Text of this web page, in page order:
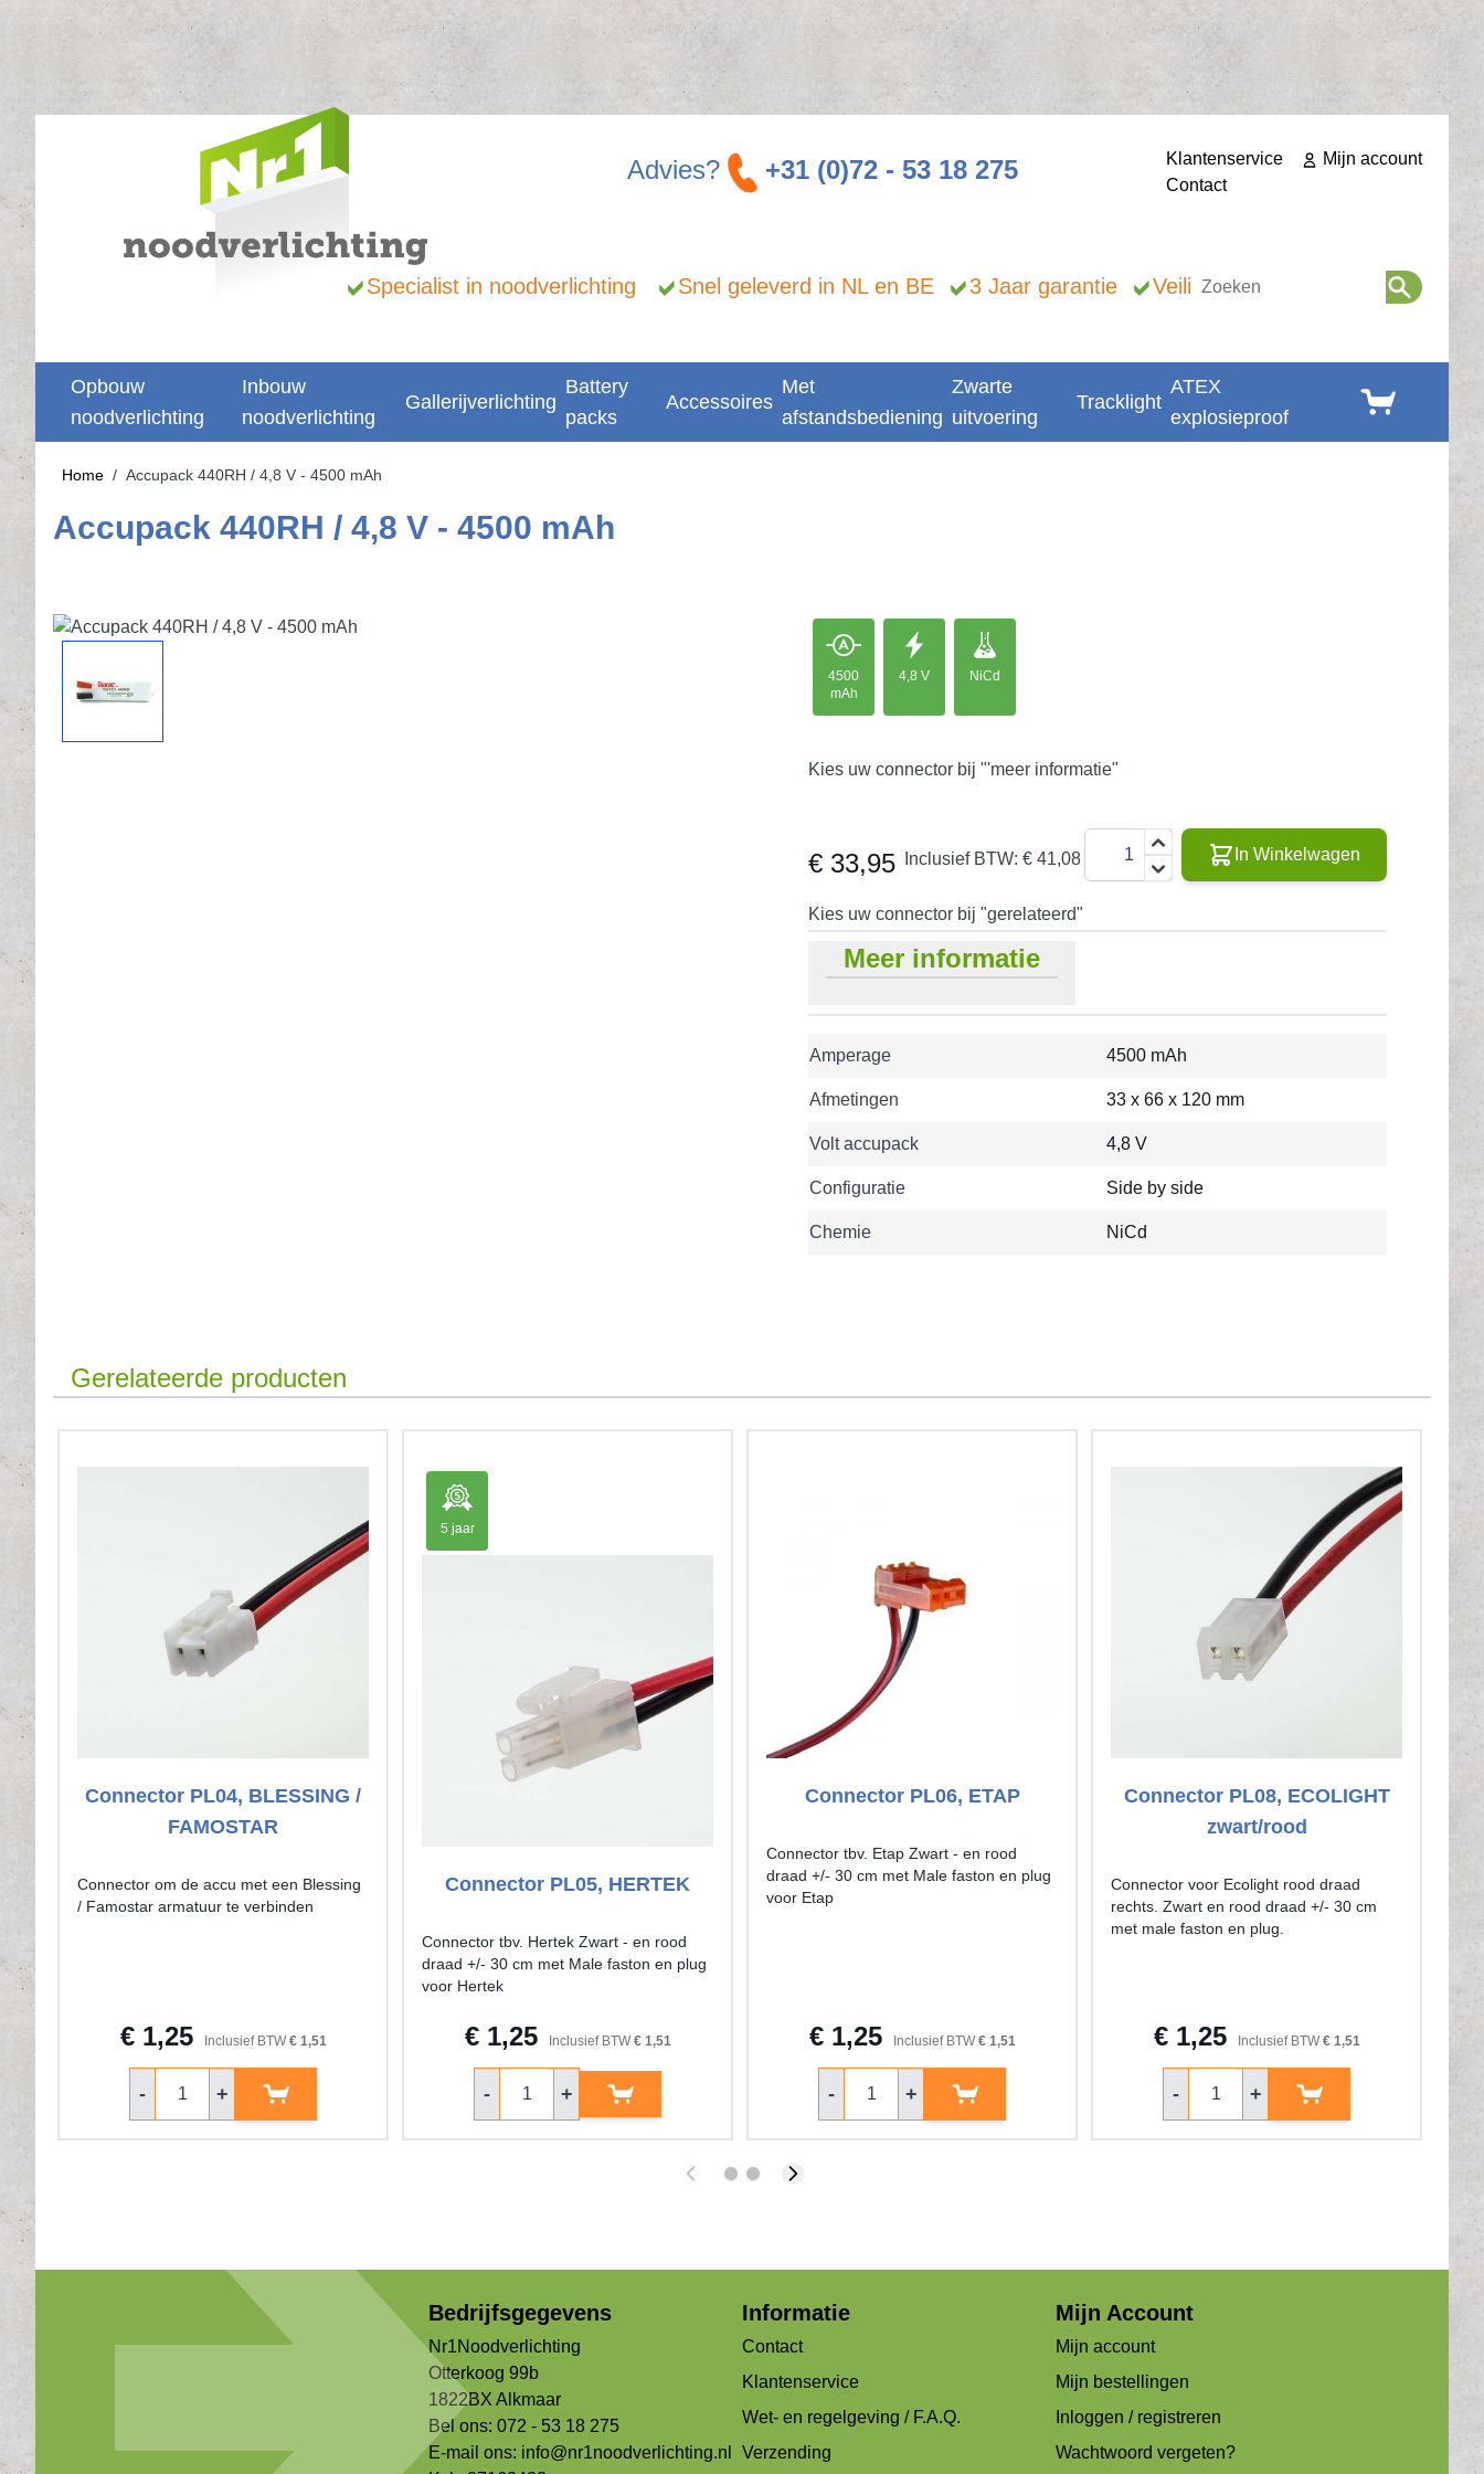
Ga naar de inhoud
Zoeken
Klantenservice
Mijn account
Contact
Advies? +31 (0)72 - 53 18 275
Specialist in noodverlichting Snel geleverd in NL en BE 3 Jaar garantie Veilig betalen
Opbouw
noodverlichting
Inbouw
noodverlichting
Gallerijverlichting
Battery
packs
Accessoires
Met
afstandsbediening
Zwarte
uitvoering
Tracklight
ATEX
explosieproof
Winkelwagen
Home / Accupack 440RH / 4,8 V - 4500 mAh
Accupack 440RH / 4,8 V - 4500 mAh
4500
mAh
4,8 V NiCd
Kies uw connector bij "'meer informatie"
€ 33,95 Inclusief BTW: € 41,08 In Winkelwagen
Kies uw connector bij "gerelateerd"
Meer informatie
Amperage 4500 mAh
Afmetingen 33 x 66 x 120 mm
Volt accupack 4,8 V
Configuratie Side by side
Chemie NiCd
Gerelateerde producten
Connector PL04, BLESSING /
FAMOSTAR
Connector om de accu met een Blessing
/ Famostar armatuur te verbinden
€ 1,25 Inclusief BTW € 1,51
- +
5 jaar
Connector PL05, HERTEK
Connector tbv. Hertek Zwart - en rood
draad +/- 30 cm met Male faston en plug
voor Hertek
€ 1,25 Inclusief BTW € 1,51
- +
Connector PL06, ETAP
Connector tbv. Etap Zwart - en rood
draad +/- 30 cm met Male faston en plug
voor Etap
€ 1,25 Inclusief BTW € 1,51
- +
Connector PL08, ECOLIGHT
zwart/rood
Connector voor Ecolight rood draad
rechts. Zwart en rood draad +/- 30 cm
met male faston en plug.
€ 1,25 Inclusief BTW € 1,51
- +
Bedrijfsgegevens
Nr1Noodverlichting
Otterkoog 99b
1822BX Alkmaar
Bel ons: 072 - 53 18 275
E-mail ons: info@nr1noodverlichting.nl
Informatie
Contact
Klantenservice
Wet- en regelgeving / F.A.Q.
Verzending
Mijn Account
Mijn account
Mijn bestellingen
Inloggen / registreren
Wachtwoord vergeten?